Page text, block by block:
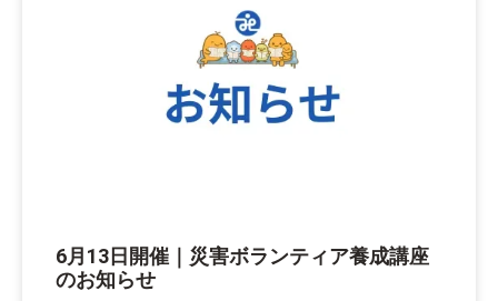
6月13日開催｜災害ボランティア養成講座
のお知らせ